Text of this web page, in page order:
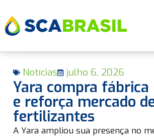
Notícias julho 6, 2026
Yara compra fábrica
e reforça mercado
fertilizantes
A Yara ampliou sua presença no